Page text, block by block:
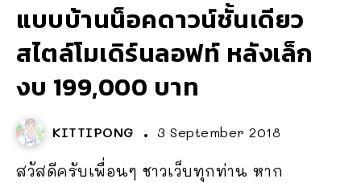
แบบบ้านน็อคดาวน์ชั้นเดียว
สไตล์โมเดิร์นลอฟท์ หลังเล็ก
งบ 199,000 บาท
KITTIPONG 3 September 2018
สวัสดีครับเพื่อนๆ ชาวเว็บทุกท่าน หาก